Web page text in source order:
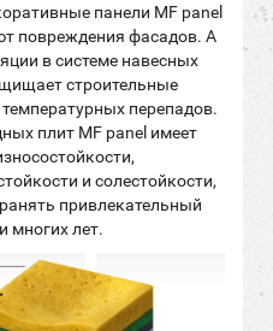
панели MF panel
повреждения фасадов. А
в системе навесных
строительные
перепадов.
плит MF panel имеет
и солестойкости,
привлекательный
многих лет.